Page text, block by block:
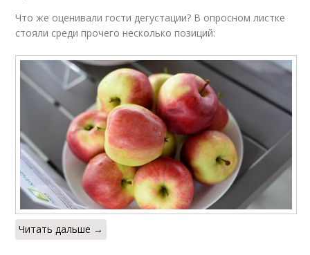
Что же оценивали гости дегустации? В опросном листке
стояли среди прочего несколько позиций:
Читать дальше →